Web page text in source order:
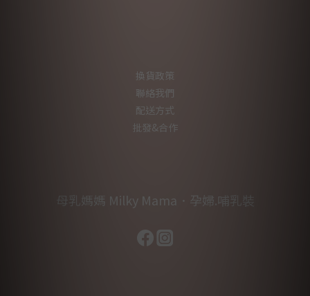
換貨政策
聯絡我們
配送方式
批發&合作
母乳媽媽 Milky Mama．孕婦.哺乳裝